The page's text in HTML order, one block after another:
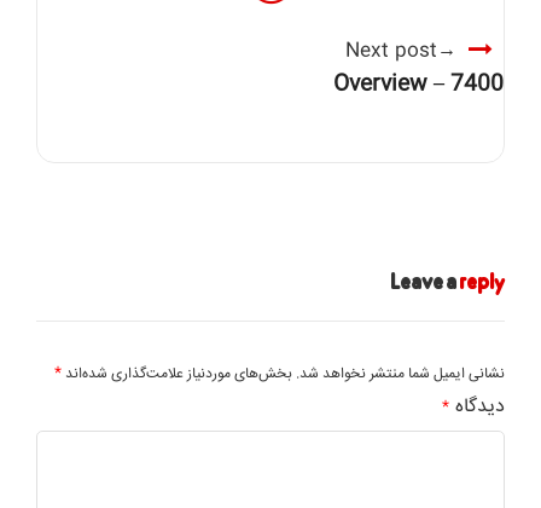
Next post
Overview – 7400
Leave areply
نشانی ایمیل شما منتشر نخواهد شد. بخش‌های موردنیاز علامت‌گذاری شده‌اند *
دیدگاه *